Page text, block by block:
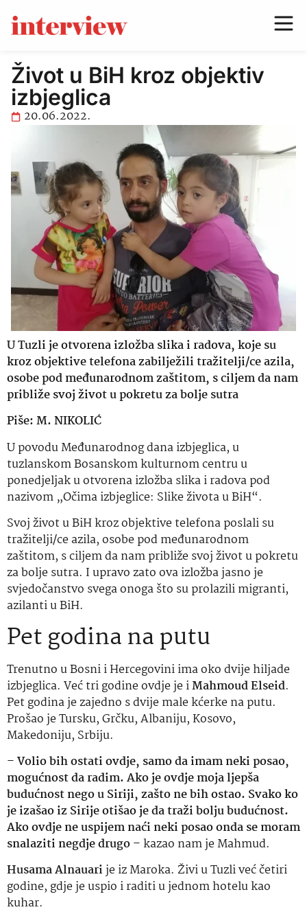
Život u BiH kroz objektiv
izbjeglica
20.06.2022.
U Tuzli je otvorena izložba slika i radova, koje su
kroz objektive telefona zabilježili tražitelji/ce azila,
osobe pod međunarodnom zaštitom, s ciljem da nam
približe svoj život u pokretu za bolje sutra
Piše: M. NIKOLIĆ
U povodu Međunarodnog dana izbjeglica, u
tuzlanskom Bosanskom kulturnom centru u
ponedjeljak u otvorena izložba slika i radova pod
nazivom „Očima izbjeglice: Slike života u BiH“.
Svoj život u BiH kroz objektive telefona poslali su
tražitelji/ce azila, osobe pod međunarodnom
zaštitom, s ciljem da nam približe svoj život u pokretu
za bolje sutra. I upravo zato ova izložba jasno je
svjedočanstvo svega onoga što su prolazili migranti,
azilanti u BiH.
Pet godina na putu
Trenutno u Bosni i Hercegovini ima oko dvije hiljade
izbjeglica. Već tri godine ovdje je iMahmoud Elseid.
Pet godina je zajedno s dvije male kćerke na putu.
Prošao je Tursku, Grčku, Albaniju, Kosovo,
Makedoniju, Srbiju.
–Volio bih ostati ovdje, samo da imam neki posao,
mogućnost da radim. Ako je ovdje moja ljepša
budućnost nego u Siriji, zašto ne bih ostao. Svako ko
je izašao iz Sirije otišao je da traži bolju budućnost.
Ako ovdje ne uspijem naći neki posao onda se moram
snalaziti negdje drugo– kazao nam je Mahmud.
Husama Alnauarije iz Maroka. Živi u Tuzli već četiri
godine, gdje je uspio i raditi u jednom hotelu kao
kuhar.